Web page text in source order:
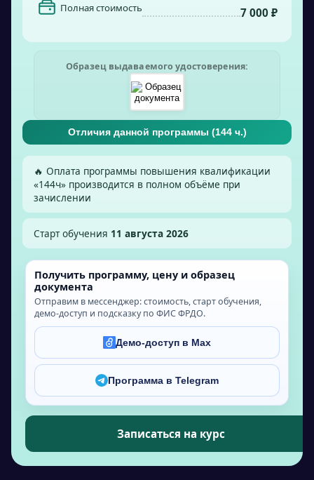
Полная стоимость 7 000 ₽
Образец выдаваемого удостоверения:
Отличия данной программы (144ч.)
🔥 Оплата программы повышения квалификации
«144ч» производится в полном объёме при
зачислении
Старт обучения 11 августа 2026
Получить программу, цену и образец
документа
Отправим в мессенджер: стоимость, старт обучения,
демо-доступ и подсказку по ФИС ФРДО.
Демо-доступ в Max
Программа в Telegram
Записаться на курс